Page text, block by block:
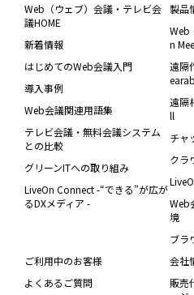
Web（ウェブ）会議・テレビ会
議HOME
新着情報
はじめてのWeb会議入門
導入事例
Web会議関連用語集
テレビ会議・無料会議システム
との比較
グリーンITへの取り組み
LiveOn Connect -“できる”が広が
るDXメディア -
製品
Web
n
遠隔
遠隔
ll
チャ
クラ
Web
境
ブラ
ご利用中のお客様
よくあるご質問
会社
販売